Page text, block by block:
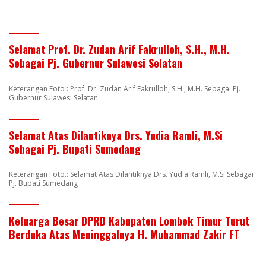
Selamat Prof. Dr. Zudan Arif Fakrulloh, S.H., M.H.
Sebagai Pj. Gubernur Sulawesi Selatan
Keterangan Foto : Prof. Dr. Zudan Arif Fakrulloh, S.H., M.H. Sebagai Pj.
Gubernur Sulawesi Selatan
Selamat Atas Dilantiknya Drs. Yudia Ramli, M.Si
Sebagai Pj. Bupati Sumedang
Keterangan Foto.: Selamat Atas Dilantiknya Drs. Yudia Ramli, M.Si Sebagai
Pj. Bupati Sumedang
Keluarga Besar DPRD Kabupaten Lombok Timur Turut
Berduka Atas Meninggalnya H. Muhammad Zakir FT